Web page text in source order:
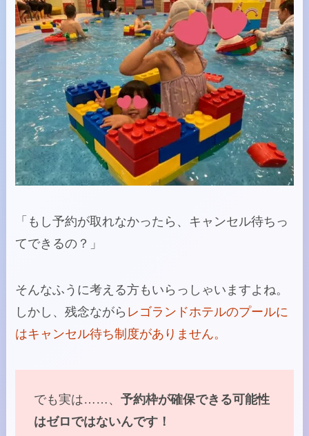
「もし予約が取れなかったら、キャンセル待ちっ
てできるの？」
そんなふうに考える方もいらっしゃいますよね。
しかし、残念ながら レゴランドホテルのプールに
はキャンセル待ち制度がありません。
でも実は……、予約枠が確保できる可能性
はゼロではないんです！